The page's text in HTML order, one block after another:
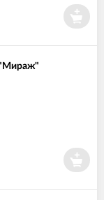
"Мираж"